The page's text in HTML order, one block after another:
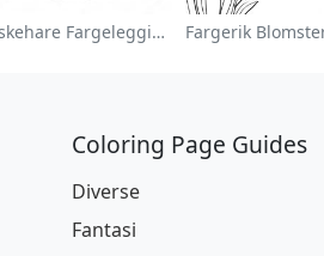
Søt Påskehare Fargeleggingsside
Coloring Page Guides
Diverse
Fantasi